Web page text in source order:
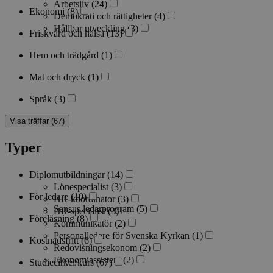
Arbetsliv (24)
Demokrati och rättigheter (4)
Hållbar utveckling (3)
Ekonomi (8)
Friskvård och hälsa (13)
Hem och trädgård (1)
Mat och dryck (1)
Språk (3)
Visa träffar (67)
Typer
Diplomutbildningar (14)
Lönespecialist (3)
HR-koordinator (3)
HR-specialist (3)
Kommunikatör (2)
Personalledare för Svenska Kyrkan (1)
Redovisningsekonom (2)
Ekonomiassistent (2)
För ledare (10)
Sensus ledarprogram (5)
Föreläsning (8)
Kostnadsfritt (6)
Studiecirkel/kurs (67)